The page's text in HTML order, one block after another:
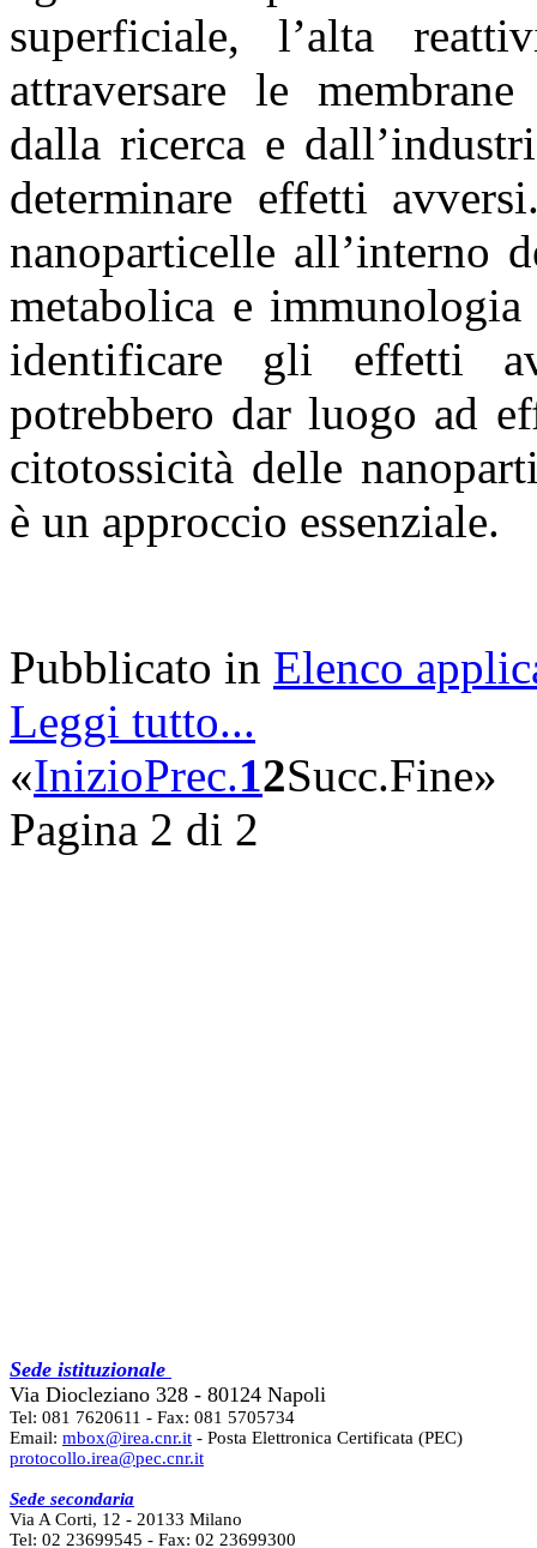
superficiale, l’alta
attraversare le
dalla ricerca e
determinare effetti
nanoparticelle all’interno
metabolica e
identificare gli effetti
potrebbero dar luogo ad
citotossicità delle
è un approccio
Pubblicato in Elenco
Leggi tutto...
«InizioPrec.12Succ.Fine»
Pagina 2 di 2
Sede istituzionale
Via Diocleziano 328 - 80124 Napoli
Tel: 081 7620611 - Fax: 081 5705734
Email: mbox@irea.cnr.it - Posta Elettronica Certificata (PEC)
protocollo.irea@pec.cnr.it
Sede secondaria
Via A Corti, 12 - 20133 Milano
Tel: 02 23699545 - Fax: 02 23699300